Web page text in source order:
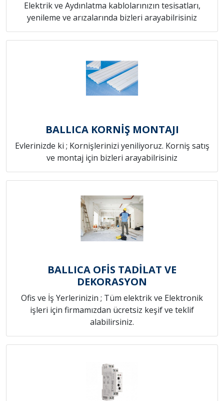
Elektrik ve Aydınlatma kablolarınızın tesisatları,
yenileme ve arızalarında bizleri arayabilrisiniz
BALLICA KORNİŞ MONTAJI
Evlerinizde ki ; Kornişlerinizi yeniliyoruz. Korniş satış
ve montaj için bizleri arayabilrisiniz
BALLICA OFİS TADİLAT VE
DEKORASYON
Ofis ve İş Yerlerinizin ; Tüm elektrik ve Elektronik
işleri için firmamızdan ücretsiz keşif ve teklif
alabilirsiniz.